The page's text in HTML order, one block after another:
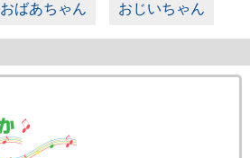
おばあちゃん おじいちゃん